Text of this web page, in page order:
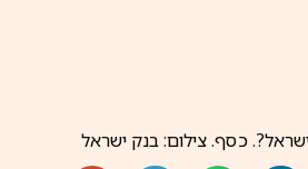
כסף. צילום: בנק ישראל